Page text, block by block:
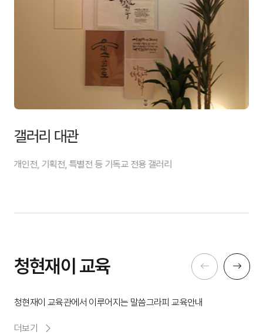
갤러리 대관
개인전, 기획전, 특별전 등 기독교 전용 갤러리
청현재이 교육
청현재이 교육관에서 이루어지는 말씀그라피 교육안내
더보기